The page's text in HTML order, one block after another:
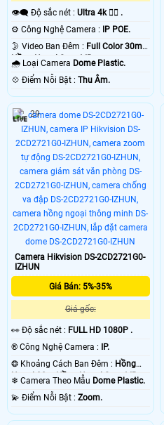
👁️‍🗨 Độ sắc nét : Ultra 4k 👍🏾 .
⚙ Công Nghệ Camera : IP POE.
🌛 Video Ban Đêm : Full Color 30m
Hồng Ngoại Smart IR.
🌧️ Loại Camera Dome Plastic.
️💠 Điểm Nỗi Bật : Thu Âm.
Camera Hikvision DS-2CD2721G0-
IZHUN
Giá Bán: 5%-35%
Giá gốc:
️👀 Độ sắc nét : FULL HD 1080P .
®️ Công Nghệ Camera : IP.
❂ Khoảng Cách Ban Đêm : Hồng
Ngoại 30m Hồng Ngoại Smart IR.
❄ Camera Theo Mẫu Dome Plastic.
️💫 Điểm Nỗi Bật : Zoom.
29